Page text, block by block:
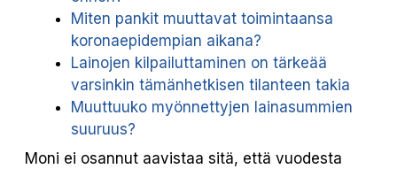
Miten pankit muuttavat toimintaansa
koronaepidempian aikana?
Lainojen kilpailuttaminen on tärkeää
varsinkin tämänhetkisen tilanteen takia
Muuttuuko myönnettyjen lainasummien
suuruus?
Moni ei osannut aavistaa sitä, että vuodesta